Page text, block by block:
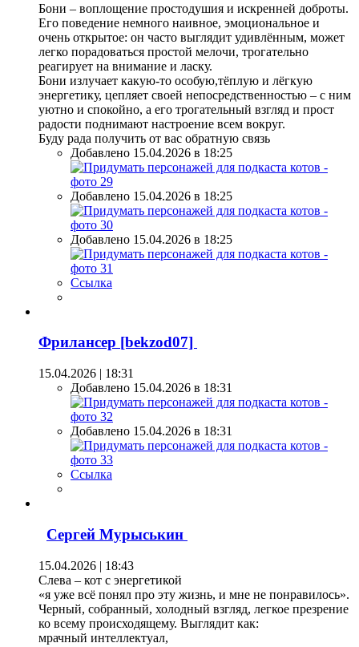
Бони – воплощение простодушия и искренней доброты.
Его поведение немного наивное, эмоциональное и
очень открытое: он часто выглядит удивлённым, может
легко порадоваться простой мелочи, трогательно
реагирует на внимание и ласку.
Бони излучает какую-то особую,тёплую и лёгкую
энергетику, цепляет своей непосредственностью – с ним
уютно и спокойно, а его трогательный взгляд и прост
радости поднимают настроение всем вокруг.
Буду рада получить от вас обратную связь
Добавлено 15.04.2026 в 18:25
Добавлено 15.04.2026 в 18:25
Добавлено 15.04.2026 в 18:25
Ссылка
Фрилансер [bekzod07]
15.04.2026 | 18:31
Добавлено 15.04.2026 в 18:31
Добавлено 15.04.2026 в 18:31
Ссылка
Сергей Мурыськин
15.04.2026 | 18:43
Слева – кот с энергетикой
«я уже всё понял про эту жизнь, и мне не понравилось».
Черный, собранный, холодный взгляд, легкое презрение
ко всему происходящему. Выглядит как:
мрачный интеллектуал,